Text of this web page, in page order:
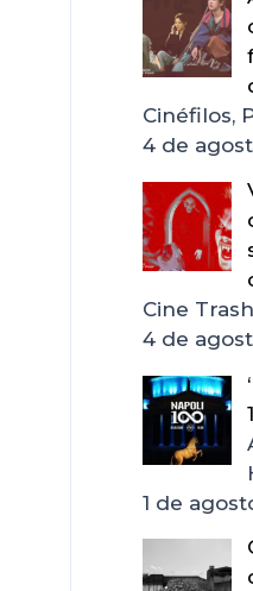
Cinéfilos,
4 de
Cine
4 de
1 de